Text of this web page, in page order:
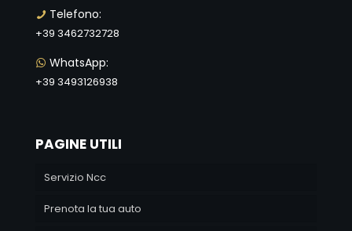
Telefono:
+39 3462732728
WhatsApp:
+39 3493126938
PAGINE UTILI
Servizio Ncc
Prenota la tua auto